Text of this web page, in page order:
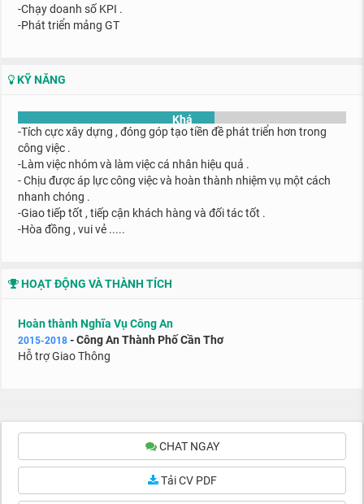
-Chạy doanh số KPI .
-Phát triển mảng GT
KỸ NĂNG
Khá
-Tích cực xây dựng , đóng góp tạo tiền đề phát triển hơn trong
công việc .
-Làm việc nhóm và làm việc cá nhân hiệu quả .
- Chịu được áp lực công việc và hoàn thành nhiệm vụ một cách
nhanh chóng .
-Giao tiếp tốt , tiếp cận khách hàng và đối tác tốt .
-Hòa đồng , vui vẻ .....
HOẠT ĐỘNG VÀ THÀNH TÍCH
Hoàn thành Nghĩa Vụ Công An
2015-2018 - Công An Thành Phố Cần Thơ
Hỗ trợ Giao Thông
CHAT NGAY
Tải CV PDF